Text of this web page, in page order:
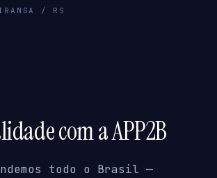
/ RS
com a APP2B
todo o Brasil —